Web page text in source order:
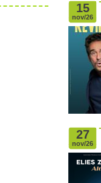
15
nov/26
27
nov/26